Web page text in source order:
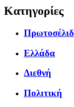
Κατηγορίες
Ελλάδα
Διεθνή
Πολιτική